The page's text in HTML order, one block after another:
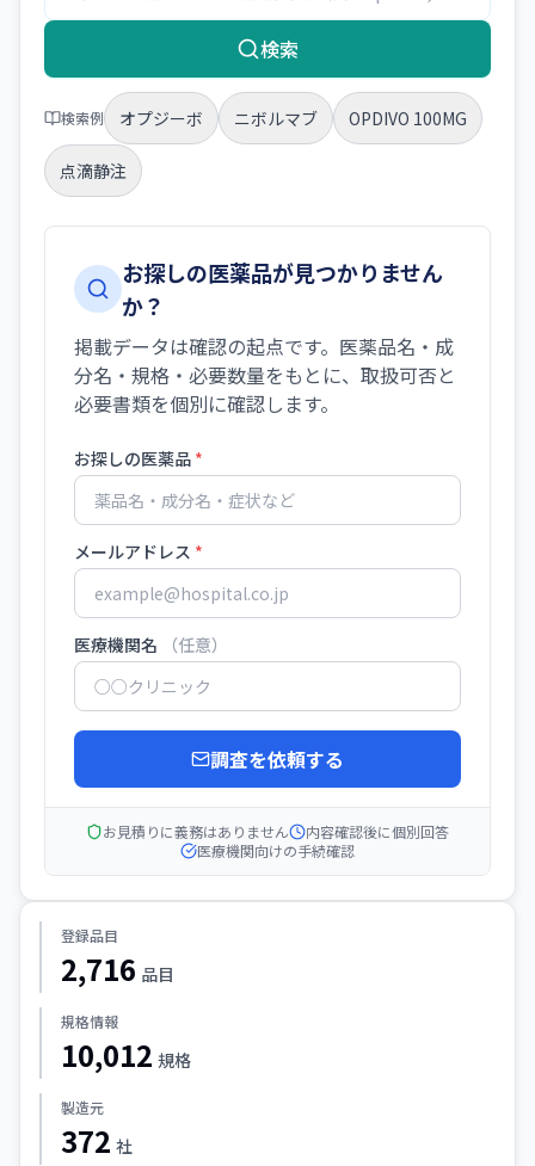
検索
検索例 オプジーボ ニボルマブ OPDIVO 100MG
点滴静注
お探しの医薬品が見つかりません
か？
掲載データは確認の起点です。医薬品名・成
分名・規格・必要数量をもとに、取扱可否と
必要書類を個別に確認します。
お探しの医薬品 *
メールアドレス *
医療機関名 （任意）
調査を依頼する
お見積りに義務はありません
内容確認後に個別回答
医療機関向けの手続確認
登録品目
2,716 品目
規格情報
10,012 規格
製造元
372 社